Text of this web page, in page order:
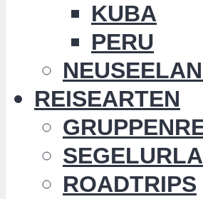
KUBA
PERU
REISEARTEN
ROADTRIPS